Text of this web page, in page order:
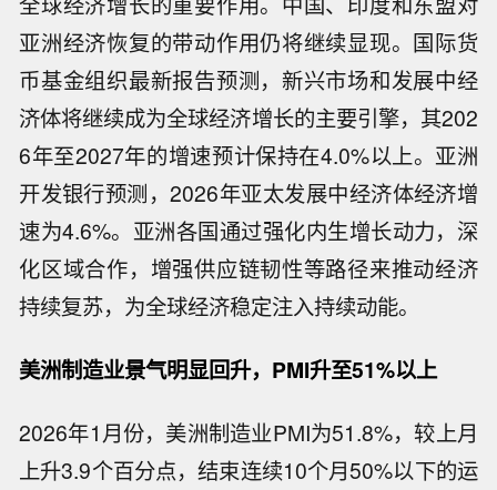
亚洲经济恢复的带动作用仍将继续显现。国际货
币基金组织最新报告预测，新兴市场和发展中经
济体将继续成为全球经济增长的主要引擎，其202
6年至2027年的增速预计保持在4.0%以上。亚洲
开发银行预测，2026年亚太发展中经济体经济增
速为4.6%。亚洲各国通过强化内生增长动力，深
化区域合作，增强供应链韧性等路径来推动经济
持续复苏，为全球经济稳定注入持续动能。
美洲制造业景气明显回升，PMI升至51%以上
2026年1月份，美洲制造业PMI为51.8%，较上月
上升3.9个百分点，结束连续10个月50%以下的运